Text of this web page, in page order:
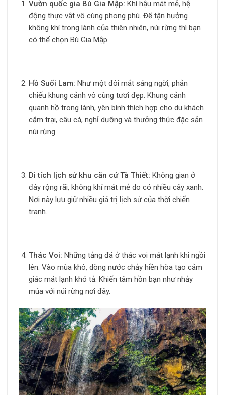
Vườn quốc gia Bù Gia Mập: Khí hậu mát mẻ, hệ
động thực vật vô cùng phong phú. Để tận hưởng
không khí trong lành của thiên nhiên, núi rừng thì bạn
có thể chọn Bù Gia Mập.
Hồ Suối Lam: Như một đôi mắt sáng ngời, phản
chiếu khung cảnh vô cùng tươi đẹp. Khung cảnh
quanh hồ trong lành, yên bình thích hợp cho du khách
cắm trại, câu cá, nghỉ dưỡng và thưởng thức đặc sản
núi rừng.
Di tích lịch sử khu căn cứ Tà Thiết: Không gian ở
đây rộng rãi, không khí mát mẻ do có nhiều cây xanh.
Nơi này lưu giữ nhiều giá trị lịch sử của thời chiến
tranh.
Thác Voi: Những tảng đá ở thác voi mát lạnh khi ngồi
lên. Vào mùa khô, dòng nước chảy hiền hòa tạo cảm
giác mát lạnh khó tả. Khiến tâm hồn bạn như nhảy
múa với núi rừng nơi đây.